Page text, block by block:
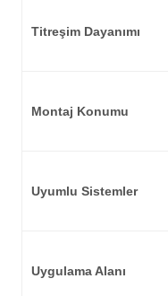
Titreşim Dayanımı
Montaj Konumu
Uyumlu Sistemler
Uygulama Alanı